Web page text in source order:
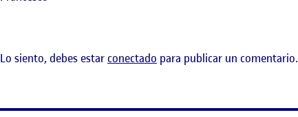
Lo siento, debes estarconectado para publicar un comentario.